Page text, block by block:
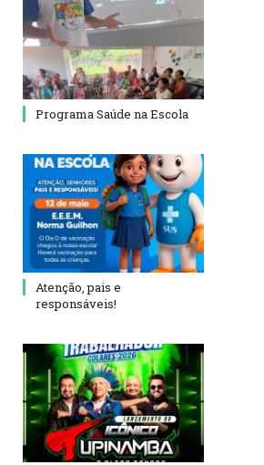
Programa Saúde na Escola
Atenção, pais e
responsáveis!